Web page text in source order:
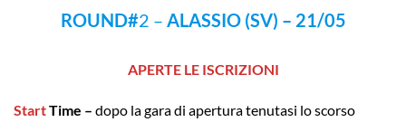
ROUND#2 – ALASSIO (SV) – 21/05
APERTE LE ISCRIZIONI
StartTime – dopo la gara di apertura tenutasi lo scorso